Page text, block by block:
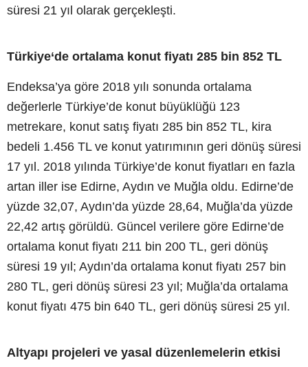
süresi 21 yıl olarak gerçekleşti.
Türkiye‘de ortalama konut fiyatı 285 bin 852 TL
Endeksa’ya göre 2018 yılı sonunda ortalama
değerlerle Türkiye’de konut büyüklüğü 123
metrekare, konut satış fiyatı 285 bin 852 TL, kira
bedeli 1.456 TL ve konut yatırımının geri dönüş süresi
17 yıl. 2018 yılında Türkiye’de konut fiyatları en fazla
artan iller ise Edirne, Aydın ve Muğla oldu. Edirne’de
yüzde 32,07, Aydın’da yüzde 28,64, Muğla’da yüzde
22,42 artış görüldü. Güncel verilere göre Edirne’de
ortalama konut fiyatı 211 bin 200 TL, geri dönüş
süresi 19 yıl; Aydın’da ortalama konut fiyatı 257 bin
280 TL, geri dönüş süresi 23 yıl; Muğla’da ortalama
konut fiyatı 475 bin 640 TL, geri dönüş süresi 25 yıl.
Altyapı projeleri ve yasal düzenlemelerin etkisi